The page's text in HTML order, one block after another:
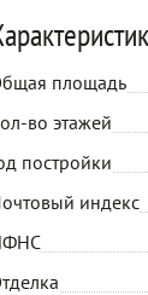
площадь
во этажей
постройки
индекс